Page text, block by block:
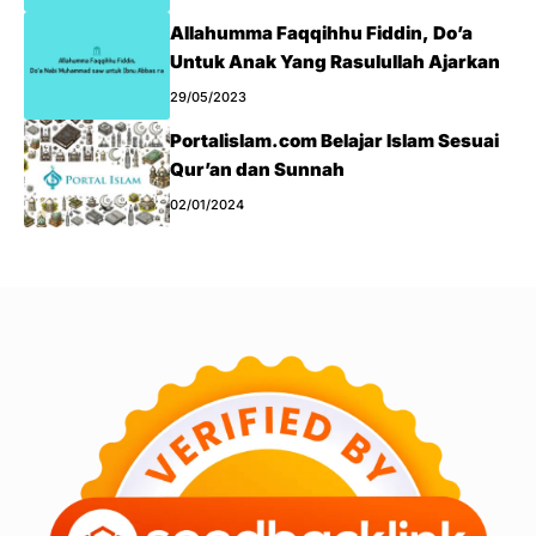
Allahumma Faqqihhu Fiddin, Do’a
Untuk Anak Yang Rasulullah Ajarkan
29/05/2023
Portalislam.com Belajar Islam Sesuai
Qur’an dan Sunnah
02/01/2024